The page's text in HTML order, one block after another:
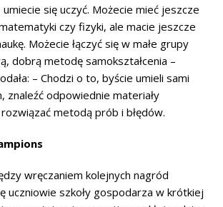
się uczyć. Możecie mieć jeszcze
czy fizyki, ale macie jeszcze
Możecie łączyć się w małe grupy
dobrą metodę samokształcenia –
– Chodzi o to, byście umieli sami
znaleźć odpowiednie materiały
metodą prób i błędów.
wręczaniem kolejnych nagród
uczniowie szkoły gospodarza w krótkiej